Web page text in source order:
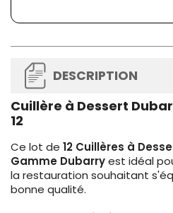
DESCRIPTION
Cuillère à Dessert
12
Ce lot de 12 Cuillères à
Gamme Dubarryest idéal
la restauration souhaitant
bonne qualité.